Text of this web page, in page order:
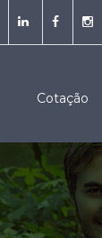
Cotação